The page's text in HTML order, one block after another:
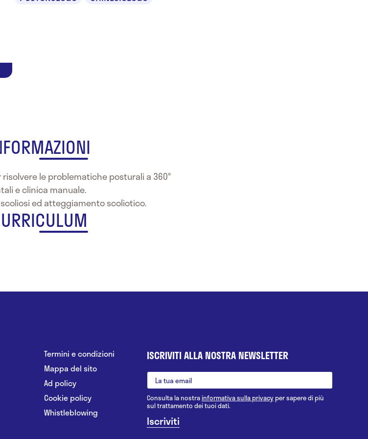
le problematiche posturali a 360°
e clinica manuale.
ed atteggiamento scoliotico.
Termini e condizioni
Mappa del sito
Ad policy
Cookie policy
Whistleblowing
ISCRIVITI ALLA NOSTRA NEWSLETTER
Consulta la nostrainformativa sulla privacy per sapere di più
sul trattamento dei tuoi dati.